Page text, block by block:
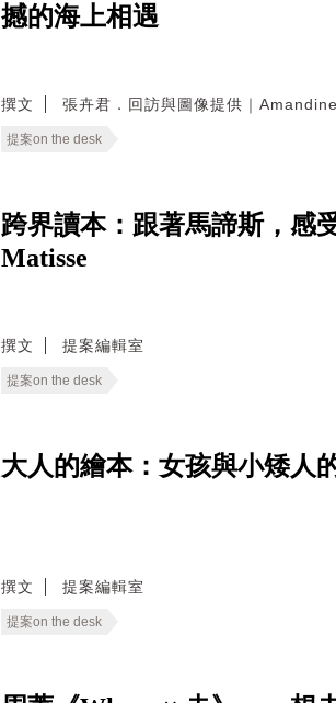
撼的海上相遇
撰文 張卉君．回訪與圖像提供｜
提案on the desk
跨界讀本：跟著馬諦斯，感
Matisse
撰文 提案編輯室
提案on the desk
大人的繪本：女孩與小矮人
撰文 提案編輯室
提案on the desk